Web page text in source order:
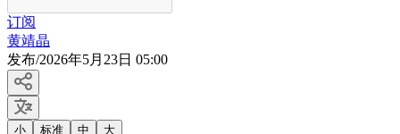
订阅
黄靖晶
发布/2026年5月23日 05:00
小 标准 中 大